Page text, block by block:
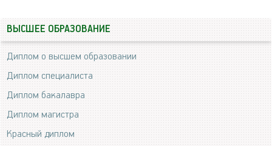
ВЫСШЕЕ ОБРАЗОВАНИЕ
Диплом о высшем образовании
Диплом специалиста
Диплом бакалавра
Диплом магистра
Красный диплом